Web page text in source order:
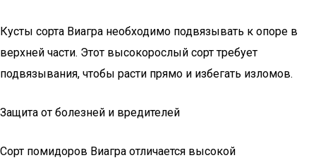
Кусты сорта Виагра необходимо подвязывать к опоре в
верхней части. Этот высокорослый сорт требует
подвязывания, чтобы расти прямо и избегать изломов.
Защита от болезней и вредителей
Сорт помидоров Виагра отличается высокой